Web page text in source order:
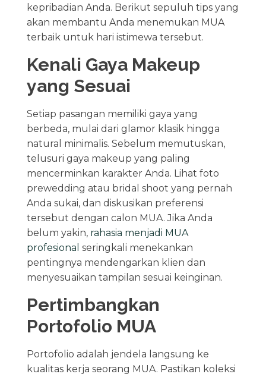
kepribadian Anda. Berikut sepuluh tips yang
akan membantu Anda menemukan MUA
terbaik untuk hari istimewa tersebut.
Kenali Gaya Makeup
yang Sesuai
Setiap pasangan memiliki gaya yang
berbeda, mulai dari glamor klasik hingga
natural minimalis. Sebelum memutuskan,
telusuri gaya makeup yang paling
mencerminkan karakter Anda. Lihat foto
prewedding atau bridal shoot yang pernah
Anda sukai, dan diskusikan preferensi
tersebut dengan calon MUA. Jika Anda
belum yakin, rahasia menjadi MUA
profesional seringkali menekankan
pentingnya mendengarkan klien dan
menyesuaikan tampilan sesuai keinginan.
Pertimbangkan
Portofolio MUA
Portofolio adalah jendela langsung ke
kualitas kerja seorang MUA. Pastikan koleksi